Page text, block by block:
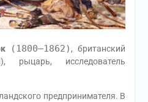
(1800—1862) , британский
рыцарь, исследователь
предпринимателя. В